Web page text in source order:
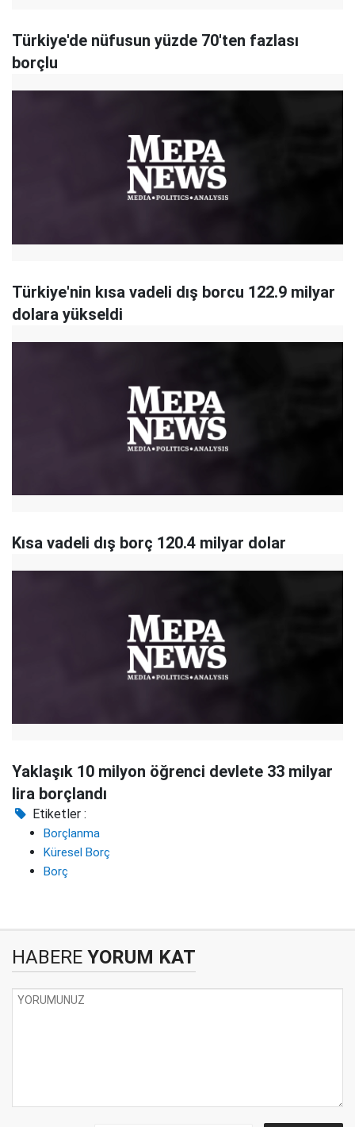
Türkiye'de nüfusun yüzde 70'ten fazlası
borçlu
Türkiye'nin kısa vadeli dış borcu 122.9 milyar
dolara yükseldi
Kısa vadeli dış borç 120.4 milyar dolar
Yaklaşık 10 milyon öğrenci devlete 33 milyar
lira borçlandı
Etiketler :
Borçlanma
Küresel Borç
Borç
HABERE YORUM KAT